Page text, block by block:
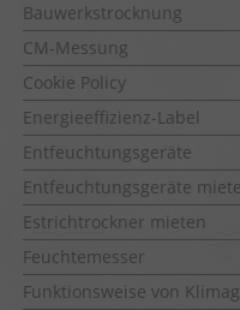
Bauwerkstrocknung
CM-Messung
Cookie Policy
Energieeffizienz-Label
Entfeuchtungsgeräte
Entfeuchtungsgeräte
Estrichtrockner mieten
Feuchtemesser
Funktionsweise von